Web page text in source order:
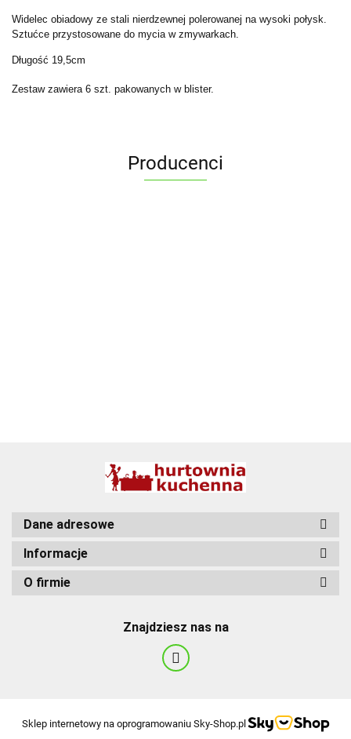
Widelec obiadowy ze stali nierdzewnej polerowanej na wysoki połysk.
Sztućce przystosowane do mycia w zmywarkach.
Długość 19,5cm
Zestaw zawiera 6 szt. pakowanych w blister.
Producenci
Dane adresowe
Informacje
O firmie
Znajdziesz nas na
Sklep internetowy na oprogramowaniu Sky-Shop.pl